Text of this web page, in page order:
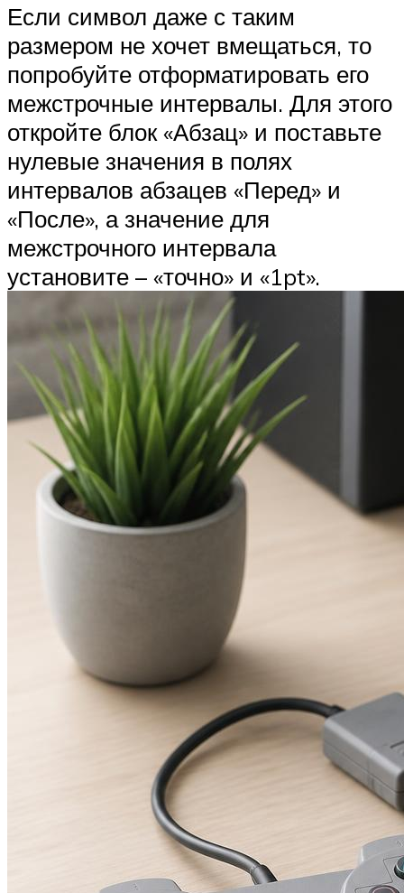
Если символ даже с таким
размером не хочет вмещаться, то
попробуйте отформатировать его
межстрочные интервалы. Для этого
откройте блок «Абзац» и поставьте
нулевые значения в полях
интервалов абзацев «Перед» и
«После», а значение для
межстрочного интервала
установите – «точно» и «1pt».